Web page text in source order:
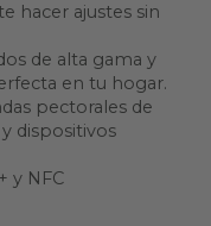
hacer ajustes sin
de alta gama y
en tu hogar.
pectorales de
dispositivos
y NFC